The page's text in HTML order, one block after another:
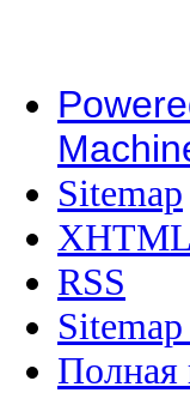
Sitemap
XHTML
RSS
Полная